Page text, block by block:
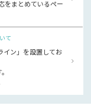
をまとめているペー
て
イン」を設置してお